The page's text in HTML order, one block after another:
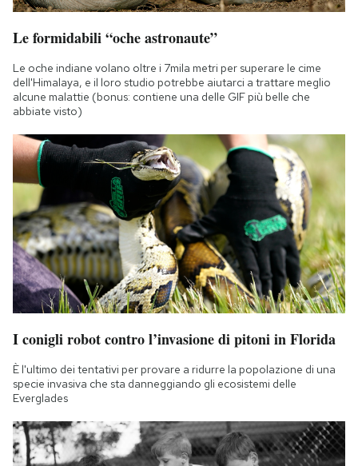
Le formidabili “oche astronaute”
Le oche indiane volano oltre i 7mila metri per superare le cime
dell'Himalaya, e il loro studio potrebbe aiutarci a trattare meglio
alcune malattie (bonus: contiene una delle GIF più belle che
abbiate visto)
I conigli robot contro l’invasione di pitoni in Florida
È l'ultimo dei tentativi per provare a ridurre la popolazione di una
specie invasiva che sta danneggiando gli ecosistemi delle
Everglades